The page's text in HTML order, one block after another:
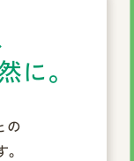
に。
の